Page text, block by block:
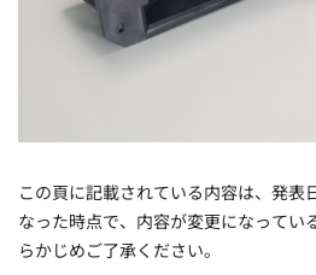
この頁に記載されている内容は、発表
なった時点で、内容が変更になってい
らかじめご了承ください。